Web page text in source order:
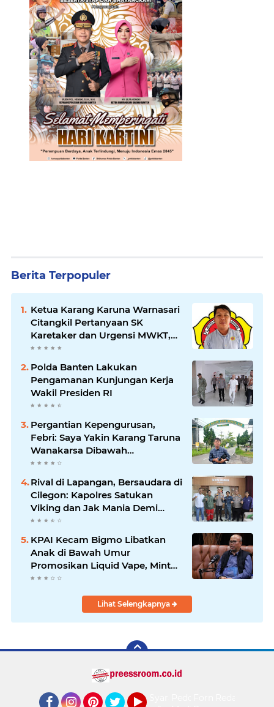
Berita Terpopuler
Ketua Karang Karuna Warnasari
Citangkil Pertanyaan SK
Karetaker dan Urgensi MWKT,
Saat Suasana Berduka
Polda Banten Lakukan
Pengamanan Kunjungan Kerja
Wakil Presiden RI
Pergantian Kepengurusan,
Febri: Saya Yakin Karang Taruna
Wanakarsa Dibawah
Kepemimpinan Bung Entus
Rival di Lapangan, Bersaudara di
Cilegon: Kapolres Satukan
Viking dan Jak Mania Demi
Nobar Damai Piala Presiden
KPAI Kecam Bigmo Libatkan
Anak di Bawah Umur
Promosikan Liquid Vape, Minta
Aparat Bertindak Tegas
Lihat Selengkapnya